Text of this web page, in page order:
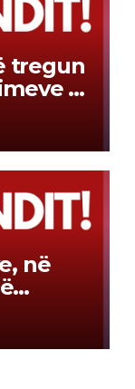
tregun
të
në
të